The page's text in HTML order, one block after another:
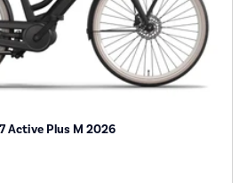
Active Plus M 2026